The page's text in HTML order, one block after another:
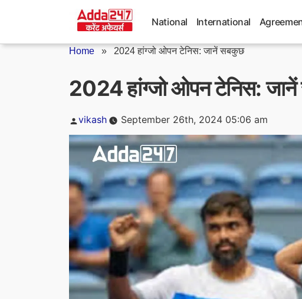
National International
Home » 2024 हांग्जो ओपन टेनिस: जानें सबकुछ
2024 हांग्जो ओपन टेनिस:
Posted
vikash September 26th, 2024 05:06 am